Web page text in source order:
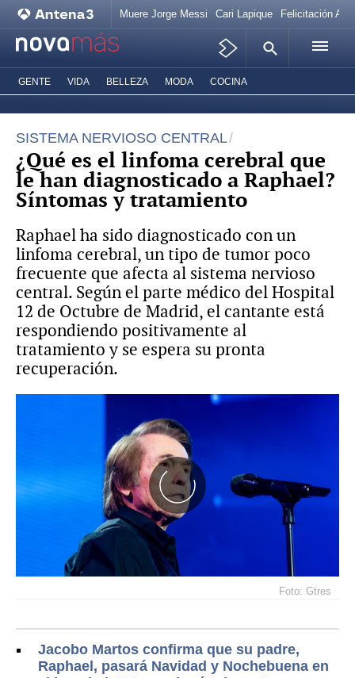
Muere Jorge Messi Cari Lapique Felicitación
GENTE VIDA BELLEZA MODA COCINA
SISTEMA NERVIOSO CENTRAL
¿Qué es el linfoma cerebral que
le han diagnosticado a Raphael?
Síntomas y tratamiento
Raphael ha sido diagnosticado con un
linfoma cerebral, un tipo de tumor poco
frecuente que afecta al sistema nervioso
central. Según el parte médico del Hospital
12 de Octubre de Madrid, el cantante está
respondiendo positivamente al
tratamiento y se espera su pronta
recuperación.
Foto: Gtres
Jacobo Martos confirma que su padre,
Raphael, pasará Navidad y Nochebuena en